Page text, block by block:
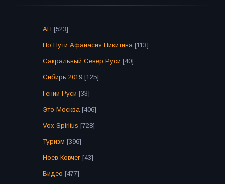
АП [523]
По Пути Афанасия Никитина [113]
Сакральный Север Руси [40]
Сибирь 2019 [125]
Гении Руси [33]
Это Москва [406]
Vox Spiritus [728]
Туризм [396]
Ноев Ковчег [43]
Видео [477]